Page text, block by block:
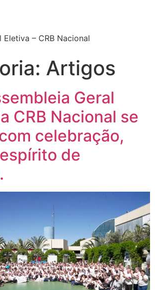
Eletiva – CRB Nacional
Artigos
Geral
CRB Nacional se
celebração,
de